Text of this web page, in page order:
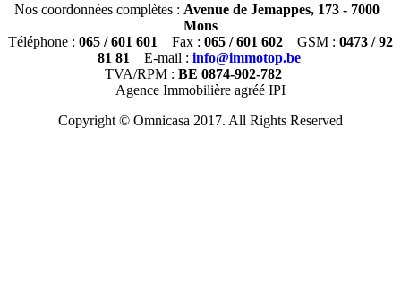
Nos coordonnées complètes : Avenue de Jemappes, 173 - 7000
Mons
Téléphone : 065 / 601 601 Fax : 065 / 601 602 GSM : 0473 / 92
81 81 E-mail : info@immotop.be
TVA/RPM : BE 0874-902-782
Agence Immobilière agréé IPI
Copyright © Omnicasa 2017. All Rights Reserved